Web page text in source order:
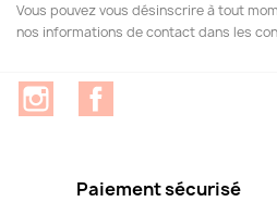
Vous pouvez vous désinscrire à tout
nos informations de contact dans les
Instagram
Paiement sécurisé